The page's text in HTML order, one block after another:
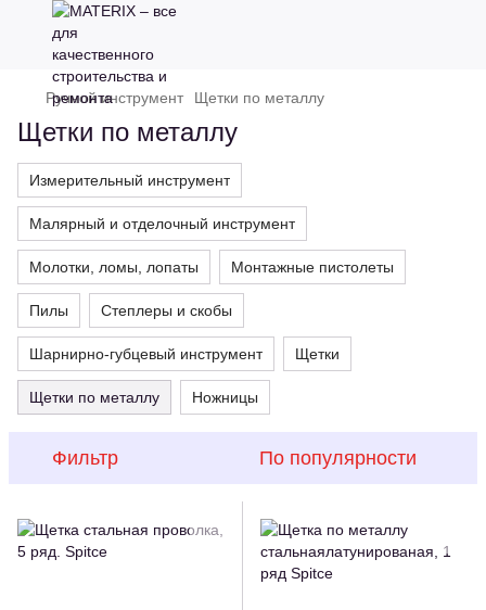
Ручной инструмент Щетки по металлу
Щетки по металлу
Измерительный инструмент
Малярный и отделочный инструмент
Молотки, ломы, лопаты Монтажные пистолеты
Пилы Степлеры и скобы
Шарнирно-губцевый инструмент Щетки
Щетки по металлу Ножницы
Фильтр По популярности